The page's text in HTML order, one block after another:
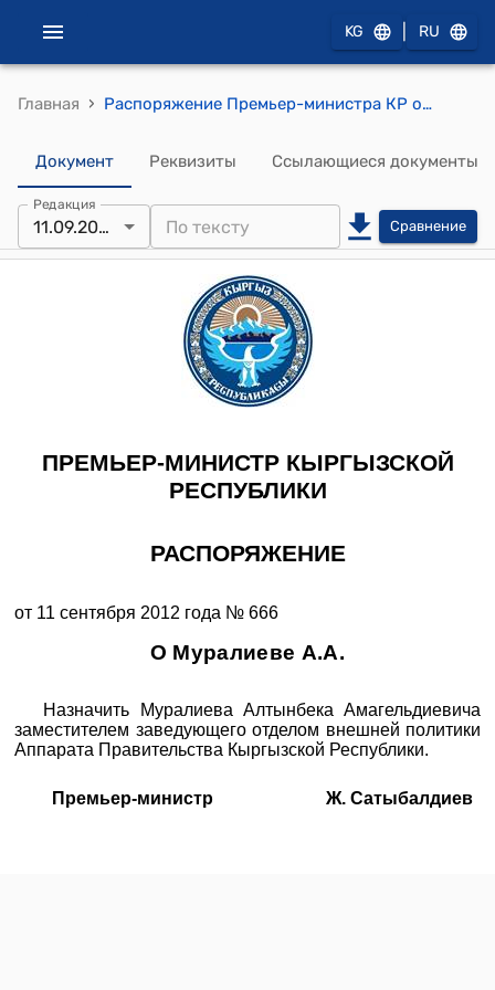
KG RU
Главная › Распоряжение Премьер-министра КР от 11 сентября 2012 года № 666 (О Муралиеве А.А.)
Документ Реквизиты Ссылающиеся документы
Редакция
11.09.2012 Сравнение